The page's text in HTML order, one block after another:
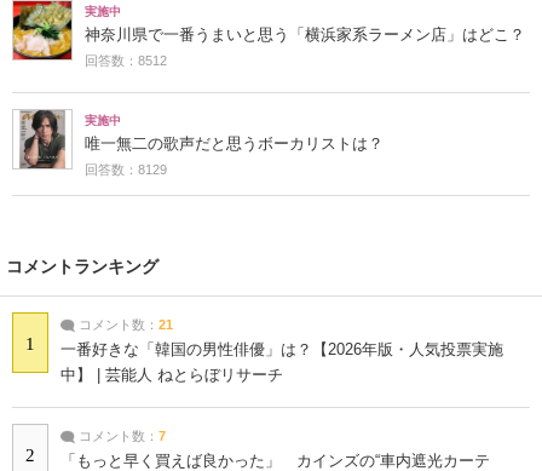
実施中
神奈川県で一番うまいと思う「横浜家系ラーメン店」はどこ？
回答数：8512
実施中
唯一無二の歌声だと思うボーカリストは？
回答数：8129
コメントランキング
1
コメント数： 21
一番好きな「韓国の男性俳優」は？【2026年版・人気投票実施
中】 | 芸能人 ねとらぼリサーチ
2
コメント数： 7
「もっと早く買えば良かった」 カインズの“車内遮光カーテ